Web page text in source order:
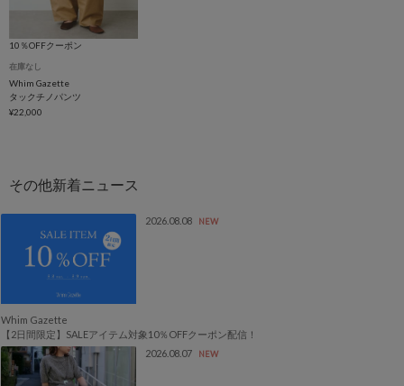
10％OFFクーポン
在庫なし
Whim Gazette
タックチノパンツ
¥22,000
2026.08.08 NEW
Whim Gazette
【2日間限定】SALEアイテム対象10％OFFクーポン配信！
2026.08.07
NEW